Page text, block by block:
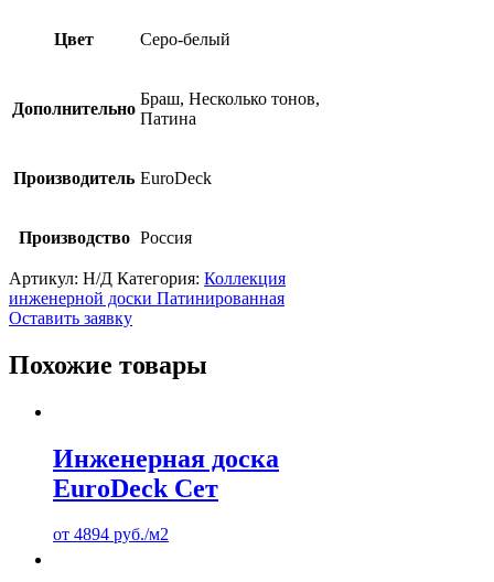
Цвет Серо-белый
Дополнительно
Браш, Несколько тонов,
Патина
Производитель EuroDeck
Производство Россия
Артикул: Н/Д Категория: Коллекция
инженерной доски Патинированная
Оставить заявку
Похожие товары
Инженерная доска
EuroDeck Сет
от 4894 руб./м2